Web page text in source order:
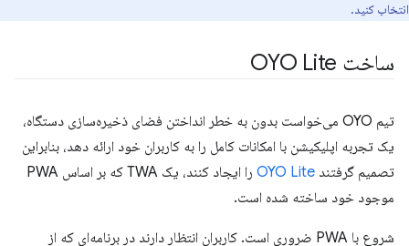
انتخاب کنید.
ساخت OYO Lite
تیم OYO می‌خواست بدون به خطر انداختن فضای ذخیره‌سازی دستگاه،
یک تجربه اپلیکیشن با امکانات کامل را به کاربران خود ارائه دهد، بنابراین
تصمیم گرفتند OYO Lite
را ایجاد کنند، یک TWA که بر اساس PWA
موجود خود ساخته شده است.
شروع با PWA ضروری است. کاربران انتظار دارند در برنامه‌ای که از